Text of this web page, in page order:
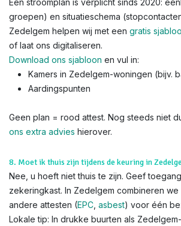
Een stroomplan is verplicht sinds 2020:
groepen) en situatieschema
Zedelgem helpen wij met een gratis
of laat ons digitaliseren.
Download ons sjabloon en vul in:
Kamers in Zedelgem-woningen (bijv.
Aardingspunten
Geen plan = rood attest. Nog steeds niet
ons extra advies hierover.
8. Moet ik thuis zijn tijdens de keuring in
Nee, u hoeft niet thuis te zijn. Geef
zekeringkast. In Zedelgem combineren we
andere attesten (EPC asbest) voor één
Lokale tip: In drukke buurten als